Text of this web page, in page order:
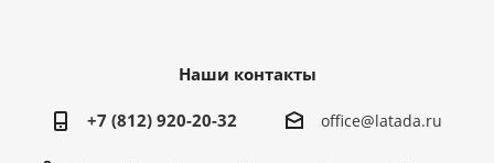
Наши контакты
+7 (812) 920-20-32 office@latada.ru